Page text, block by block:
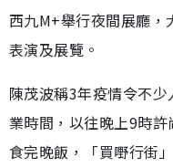
西九M+舉行夜間展廳
表演及展覽。
陳茂波稱3年疫情令不
業時間，以往晚上9時
食完晚飯，「買嘢行街